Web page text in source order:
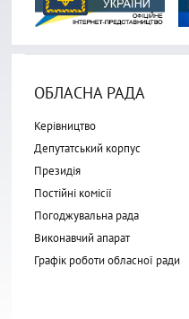
ОБЛАСНА РАДА
Керівництво
Депутатський корпус
Президія
Постійні комісії
Погоджувальна рада
Виконавчий апарат
Графік роботи обласної ради